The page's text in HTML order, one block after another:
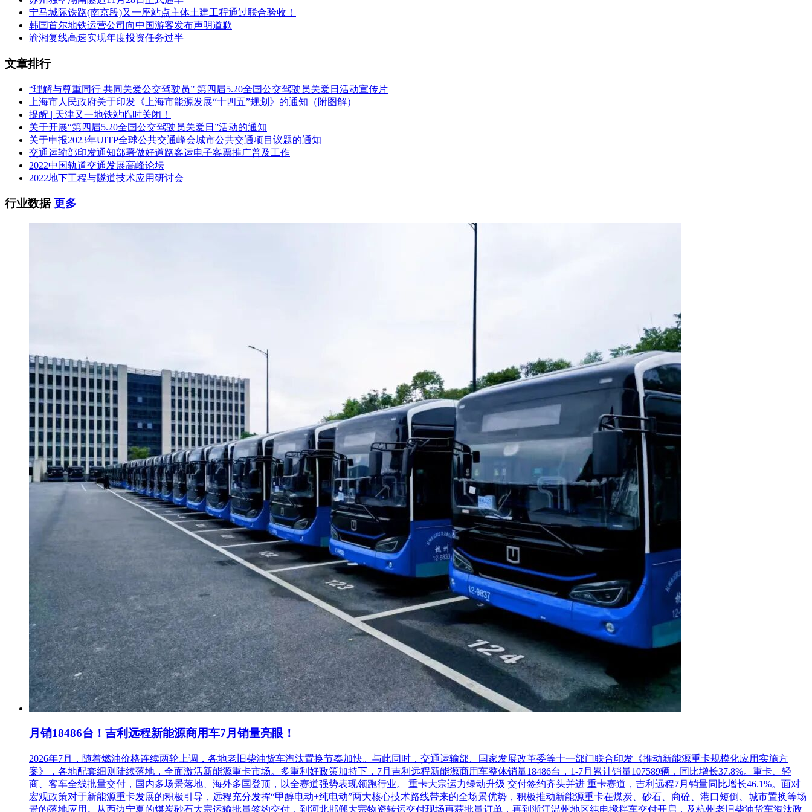
宁马城际铁路(南京段)又一座站点主体土建工程通过联合验收！
韩国首尔地铁运营公司向中国游客发布声明道歉
渝湘复线高速实现年度投资任务过半
文章排行
“理解与尊重同行 共同关爱公交驾驶员” 第四届5.20全国公交驾驶员关爱日活动宣传片
上海市人民政府关于印发《上海市能源发展“十四五”规划》的通知（附图解）
提醒 | 天津又一地铁站临时关闭！
关于开展“第四届5.20全国公交驾驶员关爱日”活动的通知
关于申报2023年UITP全球公共交通峰会城市公共交通项目议题的通知
交通运输部印发通知部署做好道路客运电子客票推广普及工作
2022中国轨道交通发展高峰论坛
2022地下工程与隧道技术应用研讨会
行业数据更多
月销18486台！吉利远程新能源商用车7月销量亮眼！
2026年7月，随着燃油价格连续两轮上调，各地老旧柴油货车淘汰置换节奏加快。与此同时，交通运输部、国家发展改革委等十一部门联合印发《推动新能源重卡规模化应用实施方
案》，各地配套细则陆续落地，全面激活新能源重卡市场。多重利好政策加持下，7月吉利远程新能源商用车整体销量18486台，1-7月累计销量107589辆，同比增长37.8%。重卡、轻
商、客车全线批量交付，国内多场景落地、海外多国登顶，以全赛道强势表现领跑行业。 重卡大宗运力绿动升级 交付签约齐头并进 重卡赛道，吉利远程7月销量同比增长46.1%。面对
宏观政策对于新能源重卡发展的积极引导，远程充分发挥“甲醇电动+纯电动”两大核心技术路线带来的全场景优势，积极推动新能源重卡在煤炭、砂石、商砼、港口短倒、城市置换等场
景的落地应用。从西边宁夏的煤炭砂石大宗运输批量签约交付，到河北邯郸大宗物资转运交付现场再获批量订单，再到浙江温州地区纯电搅拌车交付开启，及杭州老旧柴油货车淘汰政